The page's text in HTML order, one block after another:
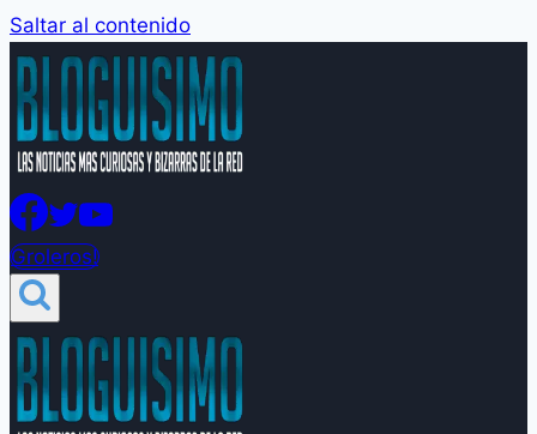
Saltar al contenido
Groleros!